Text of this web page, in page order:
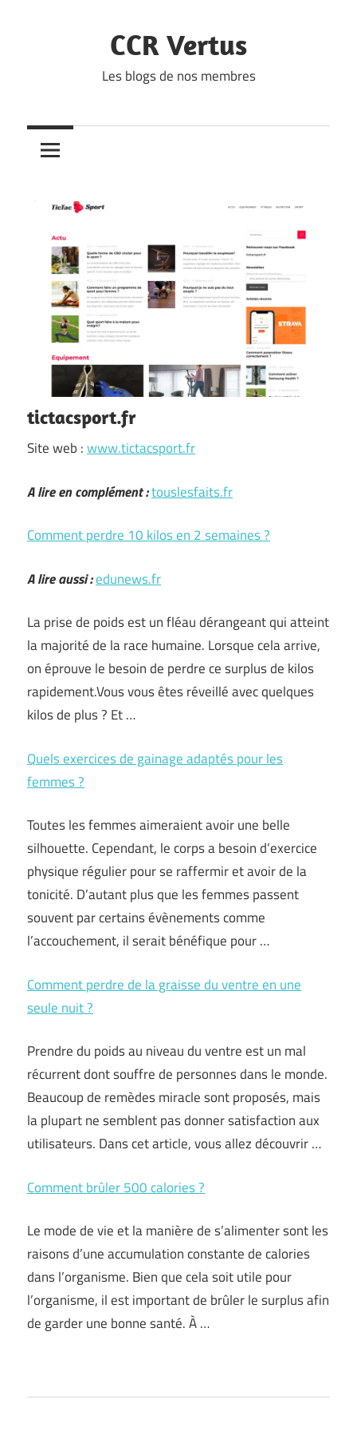
CCR Vertus
Les blogs de nos membres
tictacsport.fr
Site web :www.tictacsport.fr
A lire en complément :touslesfaits.fr
Comment perdre 10 kilos en 2 semaines ?
A lire aussi :edunews.fr
La prise de poids est un fléau dérangeant qui atteint
la majorité de la race humaine. Lorsque cela arrive,
on éprouve le besoin de perdre ce surplus de kilos
rapidement.Vous vous êtes réveillé avec quelques
kilos de plus ? Et …
Quels exercices de gainage adaptés pour les
femmes ?
Toutes les femmes aimeraient avoir une belle
silhouette. Cependant, le corps a besoin d’exercice
physique régulier pour se raffermir et avoir de la
tonicité. D’autant plus que les femmes passent
souvent par certains évènements comme
l’accouchement, il serait bénéfique pour …
Comment perdre de la graisse du ventre en une
seule nuit ?
Prendre du poids au niveau du ventre est un mal
récurrent dont souffre de personnes dans le monde.
Beaucoup de remèdes miracle sont proposés, mais
la plupart ne semblent pas donner satisfaction aux
utilisateurs. Dans cet article, vous allez découvrir …
Comment brûler 500 calories ?
Le mode de vie et la manière de s’alimenter sont les
raisons d’une accumulation constante de calories
dans l’organisme. Bien que cela soit utile pour
l’organisme, il est important de brûler le surplus afin
de garder une bonne santé. À …